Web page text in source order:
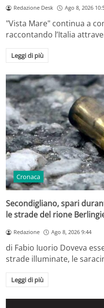
Redazione Desk Ago 8, 2026
"Vista Mare" continua a
raccontando l’Italia
Leggi di più
Cronaca
Secondigliano, spari
le strade del rione
Redazione Ago 8, 2026 9:44
di Fabio Iuorio Doveva
strade illuminate, le
Leggi di più